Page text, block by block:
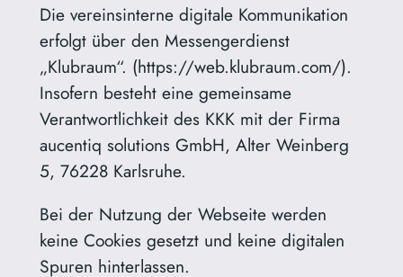
Die vereinsinterne digitale Kommunikation
erfolgt über den Messengerdienst
„Klubraum“. (https://web.klubraum.com/).
Insofern besteht eine gemeinsame
Verantwortlichkeit des KKK mit der Firma
aucentiq solutions GmbH, Alter Weinberg
5, 76228 Karlsruhe.
Bei der Nutzung der Webseite werden
keine Cookies gesetzt und keine digitalen
Spuren hinterlassen.